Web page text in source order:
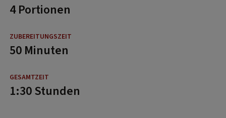
4 Portionen
50 Minuten
1:30 Stunden